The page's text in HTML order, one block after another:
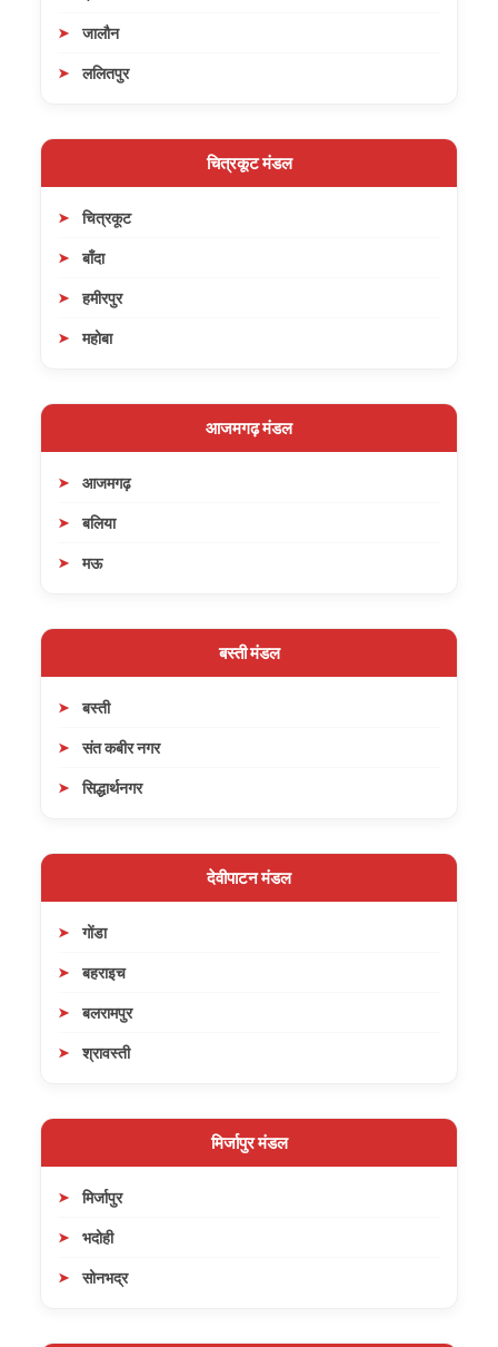
जालौन
ललितपुर
चित्रकूट मंडल
चित्रकूट
बाँदा
हमीरपुर
महोबा
आजमगढ़ मंडल
आजमगढ़
बलिया
मऊ
बस्ती मंडल
बस्ती
संत कबीर नगर
सिद्धार्थनगर
देवीपाटन मंडल
गोंडा
बहराइच
बलरामपुर
श्रावस्ती
मिर्जापुर मंडल
मिर्जापुर
भदोही
सोनभद्र